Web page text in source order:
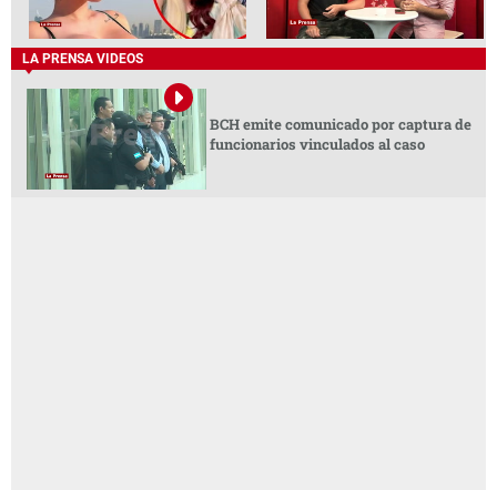
LA PRENSA VIDEOS
BCH emite comunicado por captura de
funcionarios vinculados al caso